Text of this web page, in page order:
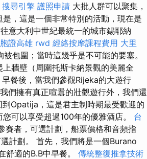
搜尋引擎 護照申請 大批人群可以聚集，
是，這是一個非常特別的活動，現在是
意大利中世紀最統一的城市錫耶納
證高雄 rwd 經絡按摩課程費用 大里
包圍；當時這幾乎是不可能的要塞。
牆壁（周圍托斯卡納景觀的美麗全
餐後，當我們參觀Rijeka的大遊行
們擁有真正喧囂的壯觀遊行外，我們還
Opatija，這是君主制時期最受歡迎的
可以享受超過100年的優雅酒店。 台
賽者，可選計劃，船票價格和音頻指
計劃。 首先，我們將是一個Burano
適的B.B中早餐。 傳統整復推拿技術